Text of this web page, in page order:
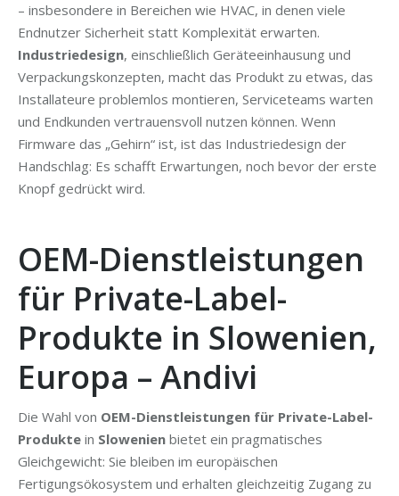
– insbesondere in Bereichen wie HVAC, in denen viele
Endnutzer Sicherheit statt Komplexität erwarten.
Industriedesign, einschließlich Geräteeinhausung und
Verpackungskonzepten, macht das Produkt zu etwas, das
Installateure problemlos montieren, Serviceteams warten
und Endkunden vertrauensvoll nutzen können. Wenn
Firmware das „Gehirn“ ist, ist das Industriedesign der
Handschlag: Es schafft Erwartungen, noch bevor der erste
Knopf gedrückt wird.
OEM-Dienstleistungen
für Private-Label-
Produkte in Slowenien,
Europa – Andivi
Die Wahl von OEM-Dienstleistungen für Private-Label-
Produkte in Slowenien bietet ein pragmatisches
Gleichgewicht: Sie bleiben im europäischen
Fertigungsökosystem und erhalten gleichzeitig Zugang zu